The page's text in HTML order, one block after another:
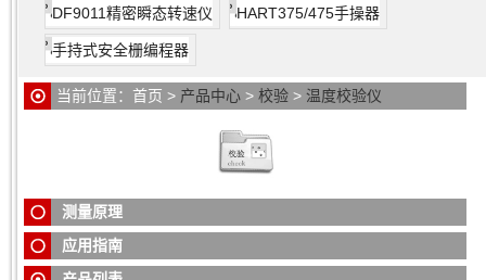
DF9011精密瞬态转速仪 HART375/475手操器
手持式安全栅编程器
当前位置： 首页 > 产品中心 > 校验 > 温度校验仪
测量原理
校验和维修。尤其在工业应用中，温度计、热电偶和其他温
化，在越来越多的工业过程中温度已成为影响质量、操作可
校验仪变得特别重要。
对于机械、船舶及工业装置的安全运行至关重要，对于这些
领域所应用的温度传感器的常规检测因经济及技术安全等原
应用指南
广泛应用于船舶行业、发电和能源分配部门、化
学和石化工业、医药工业、食品工业及其他许多行业，至今
器。同时，以温度校验仪独特的结构，即使在1300℃的温度
下，也可以进行经济、安全、可靠和高质量的工作。